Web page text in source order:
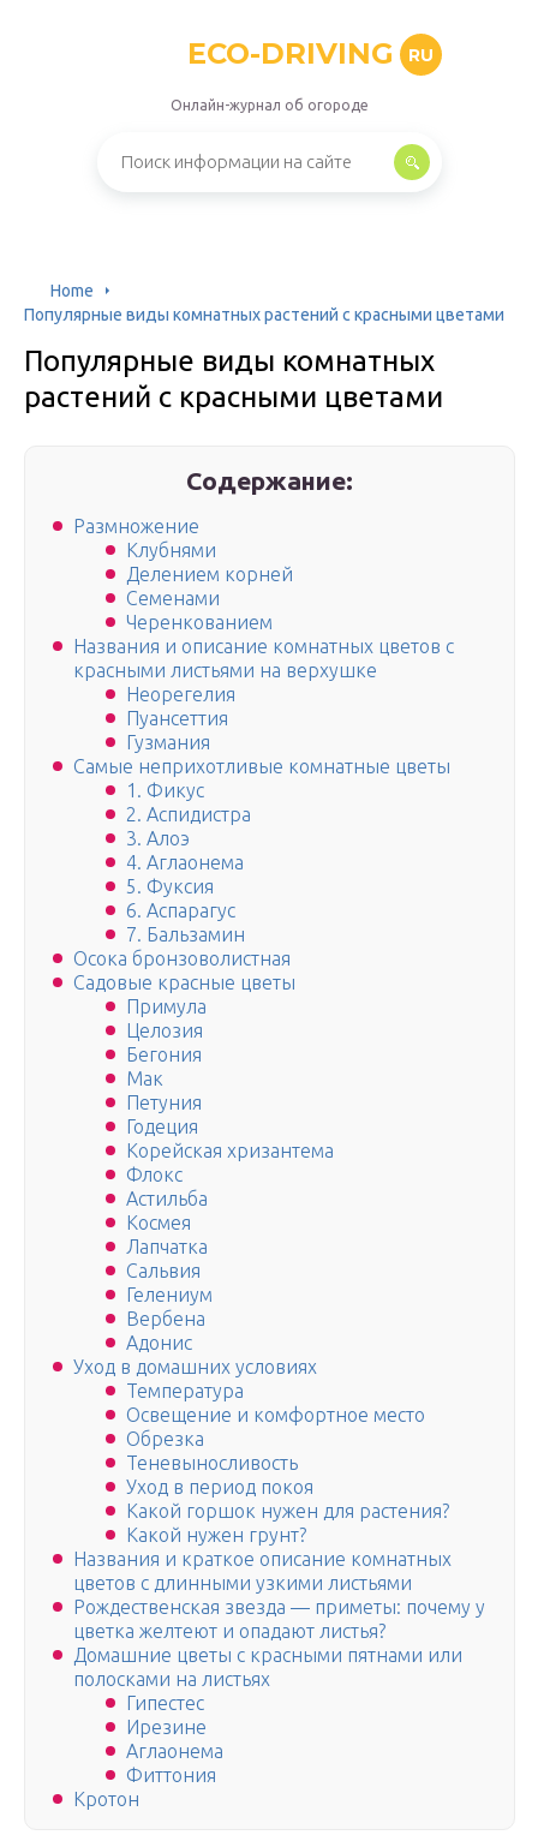
ECO-DRIVING RU
Онлайн-журнал об огороде
Home
Популярные виды комнатных растений с красными цветами
Популярные виды комнатных
растений с красными цветами
Содержание:
Размножение
Клубнями
Делением корней
Семенами
Черенкованием
Названия и описание комнатных цветов с
красными листьями на верхушке
Неорегелия
Пуансеттия
Гузмания
Самые неприхотливые комнатные цветы
1. Фикус
2. Аспидистра
3. Алоэ
4. Аглаонема
5. Фуксия
6. Аспарагус
7. Бальзамин
Осока бронзоволистная
Садовые красные цветы
Примула
Целозия
Бегония
Мак
Петуния
Годеция
Корейская хризантема
Флокс
Астильба
Космея
Лапчатка
Сальвия
Гелениум
Вербена
Адонис
Уход в домашних условиях
Температура
Освещение и комфортное место
Обрезка
Теневыносливость
Уход в период покоя
Какой горшок нужен для растения?
Какой нужен грунт?
Названия и краткое описание комнатных
цветов с длинными узкими листьями
Рождественская звезда — приметы: почему у
цветка желтеют и опадают листья?
Домашние цветы с красными пятнами или
полосками на листьях
Гипестес
Ирезине
Аглаонема
Фиттония
Кротон